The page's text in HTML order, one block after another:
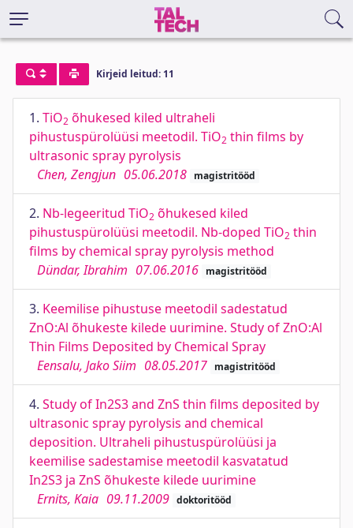
Kirjeid leitud: 11
1. TiO2 õhukesed kiled ultraheli
pihustuspürolüüsi meetodil. TiO2 thin films by
ultrasonic spray pyrolysis
Chen, Zengjun 05.06.2018 magistritööd
2. Nb-legeeritud TiO2 õhukesed kiled
pihustuspürolüüsi meetodil. Nb-doped TiO2 thin
films by chemical spray pyrolysis method
Dündar, Ibrahim 07.06.2016 magistritööd
3. Keemilise pihustuse meetodil sadestatud
ZnO:Al õhukeste kilede uurimine. Study of ZnO:Al
Thin Films Deposited by Chemical Spray
Eensalu, Jako Siim 08.05.2017 magistritööd
4. Study of In2S3 and ZnS thin films deposited by
ultrasonic spray pyrolysis and chemical
deposition. Ultraheli pihustuspürolüüsi ja
keemilise sadestamise meetodil kasvatatud
In2S3 ja ZnS õhukeste kilede uurimine
Ernits, Kaia 09.11.2009 doktoritööd